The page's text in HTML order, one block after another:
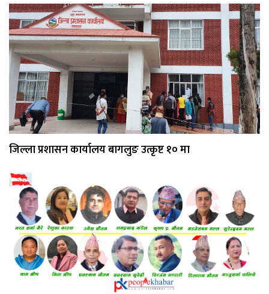
जिल्ला प्रशासन कार्यालय बागलुङ उत्कृष्ट १० मा